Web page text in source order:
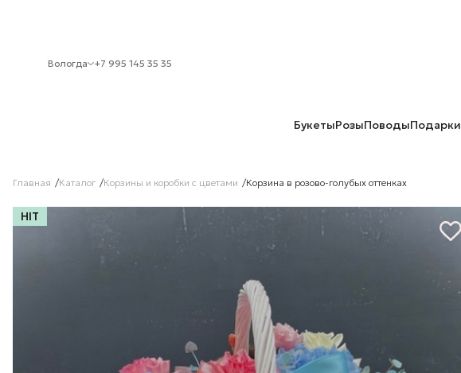
Вологда +7 995 145 35 35
БукетыРозыПоводыПодарки
Главная Каталог Корзины и коробки с цветами Корзина в розово-голубых оттенках
HIT